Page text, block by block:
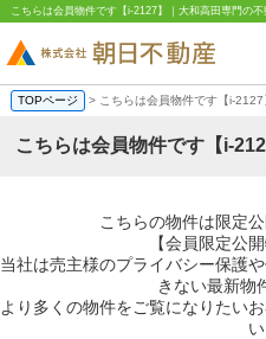
こちらは会員物件です【i-2127】｜大和高田専門の
TOPページ > こちらは会員物件です【i-2127
こちらは会員物件です【i-
こちらの物件は限定
【会員限定公
当社は売主様のプライバシー保護
きない最新物
より多くの物件をご覧になりたい
い